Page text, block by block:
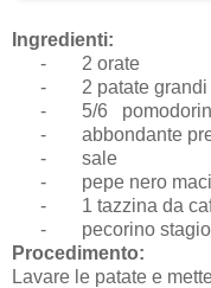
Ingredienti:
-
2 orate
-
2 patate grandi
-
5/6
-
abbondante
-
sale
-
pepe nero
-
1 tazzina da
-
pecorino
Procedimento:
Lavare le patate e